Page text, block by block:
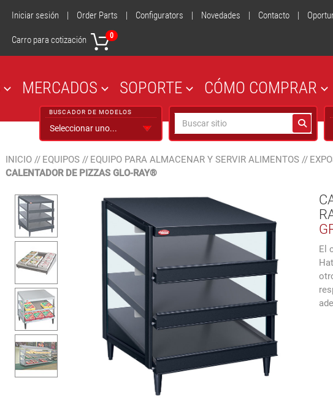
Iniciar sesión | Order Parts | Configurators | Novedades | Contacto |
Carro para cotización 0
MERCADOS SOPORTE CÓMO COMPRAR
BUSCADOR DE MODELOS
INICIO// EQUIPOS// EQUIPO PARA ALMACENAR Y SERVIR ALIMENTOS//
CALENTADOR DE PIZZAS GLO-RAY®
El